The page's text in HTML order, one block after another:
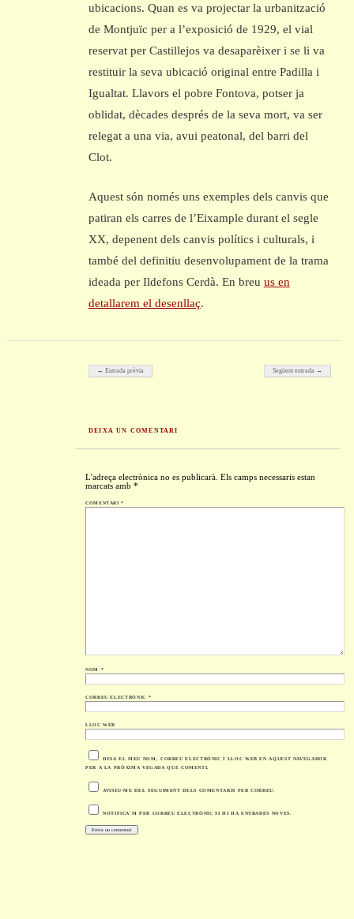
ubicacions. Quan es va projectar la urbanització
de Montjuïc per a l’exposició de 1929, el vial
reservat per Castillejos va desaparèixer i se li va
restituir la seva ubicació original entre Padilla i
Igualtat. Llavors el pobre Fontova, potser ja
oblidat, dècades després de la seva mort, va ser
relegat a una via, avui peatonal, del barri del
Clot.
Aquest són només uns exemples dels canvis que
patiran els carres de l’Eixample durant el segle
XX, depenent dels canvis polítics i culturals, i
també del definitiu desenvolupament de la trama
ideada per Ildefons Cerdà. En breu us en
detallarem el desenllaç.
Post navigation
← Entrada prèvia Següent entrada →
DEIXA UN COMENTARI
L'adreça electrònica no es publicarà. Els camps necessaris estan
marcats amb *
COMENTARI*
NOM *
CORREU ELECTRÒNIC *
LLOC WEB
DESA EL MEU NOM, CORREU ELECTRÒNIC I LLOC WEB EN AQUEST NAVEGADOR
PER A LA PRÒXIMA VEGADA QUE COMENTI.
AVISEU-ME DEL SEGUIMENT DELS COMENTARIS PER CORREU.
NOTIFICA'M PER CORREU ELECTRÒNIC SI HI HA ENTRADES NOVES.